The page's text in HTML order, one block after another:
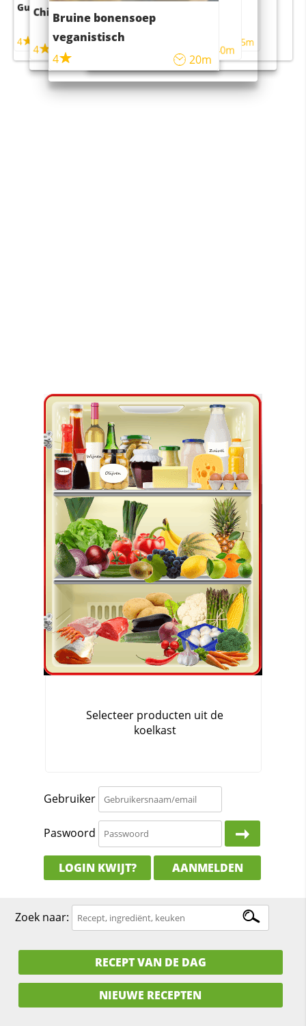
Gebruiker
Paswoord
LOGIN KWIJT? AANMELDEN
Guacamole
4
Chili con carne
4
Bruine bonensoep
veganistisch
4
20m
Sushi rijstsalade
maaltijdsalade
40m
4 55m
Zoek naar:
RECEPT VAN DE DAG
NIEUWE RECEPTEN